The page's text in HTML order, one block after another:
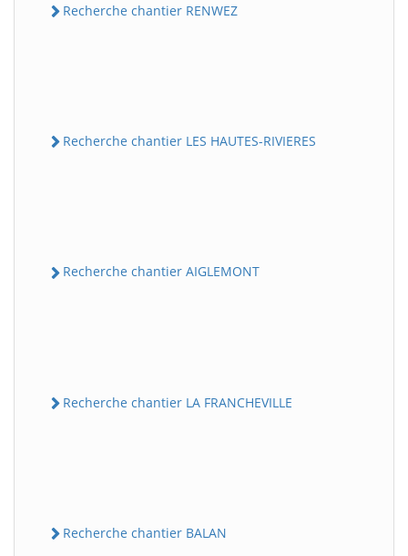
Recherche chantier RENWEZ
Recherche chantier LES HAUTES-RIVIERES
Recherche chantier AIGLEMONT
Recherche chantier LA FRANCHEVILLE
Recherche chantier BALAN